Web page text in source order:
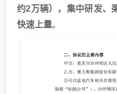
约2万辆），集中研发、
快速上量。